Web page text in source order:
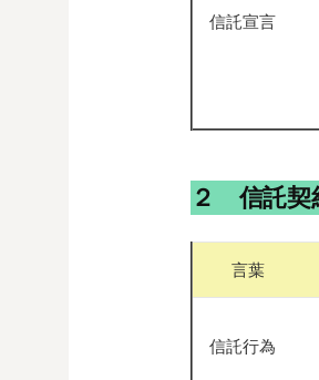
信託宣言
２ 信託契
言葉
信託行為